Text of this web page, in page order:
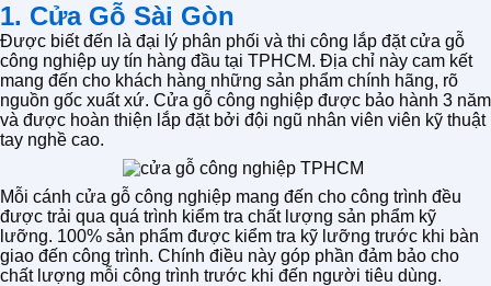
1. Cửa Gỗ Sài Gòn
Được biết đến là đại lý phân phối và thi công lắp đặt cửa gỗ
công nghiệp uy tín hàng đầu tại TPHCM. Địa chỉ này cam kết
mang đến cho khách hàng những sản phẩm chính hãng, rõ
nguồn gốc xuất xứ. Cửa gỗ công nghiệp được bảo hành 3 năm
và được hoàn thiện lắp đặt bởi đội ngũ nhân viên viên kỹ thuật
tay nghề cao.
Mỗi cánh cửa gỗ công nghiệp mang đến cho công trình đều
được trải qua quá trình kiểm tra chất lượng sản phẩm kỹ
lưỡng. 100% sản phẩm được kiểm tra kỹ lưỡng trước khi bàn
giao đến công trình. Chính điều này góp phần đảm bảo cho
chất lượng mỗi công trình trước khi đến người tiêu dùng.